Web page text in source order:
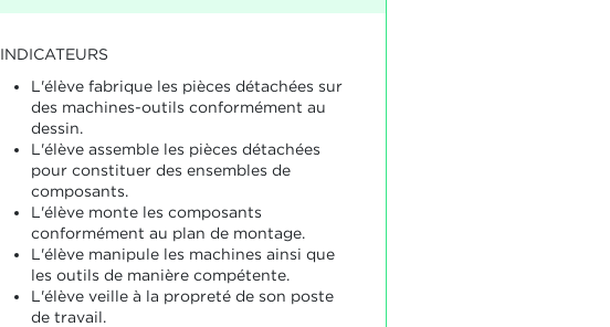
INDICATEURS
L'élève fabrique les pièces détachées sur
des machines-outils conformément au
dessin.
L'élève assemble les pièces détachées
pour constituer des ensembles de
composants.
L'élève monte les composants
conformément au plan de montage.
L'élève manipule les machines ainsi que
les outils de manière compétente.
L'élève veille à la propreté de son poste
de travail.